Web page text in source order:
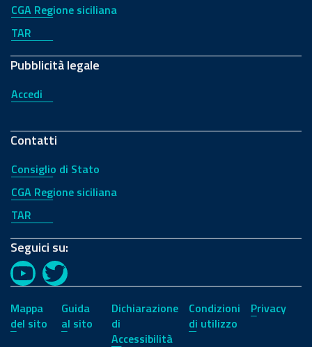
CGA Regione siciliana
TAR
Pubblicità legale
Accedi
Contatti
Consiglio di Stato
CGA Regione siciliana
TAR
Seguici su:
YouTubeTwitter
Mappa
del sito
Guida
al sito
Dichiarazione
di
Accessibilità
Condizioni
di utilizzo
Privacy